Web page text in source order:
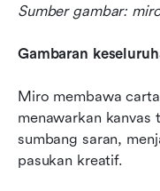
Sumber gambar:
Gambaran
Miro membawa
menawarkan kanvas
sumbang saran,
pasukan kreatif.